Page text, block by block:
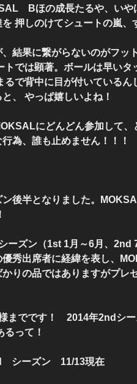
Bほの成長たるや、いや
押しのけてシュートの嵐、
結果に繋がらないのがフッ
トでは顕著。ボールは早いタ
るで背中に目が付いているん
、 やっぱ嬉しいよね！
にどんどん参加して、
為、誰も止めません！！！
ン後半となりました。
ーズン（1st 1月～6月、2nd
秀出席者に経緯を表し、
かりの品ではありますがプレ
までです！ 2014年2ndシ
るって！
シーズン 11/13現在